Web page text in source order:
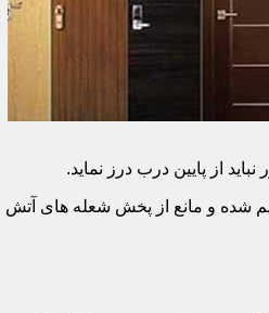
شده و مانع از پخش شعله های آتش